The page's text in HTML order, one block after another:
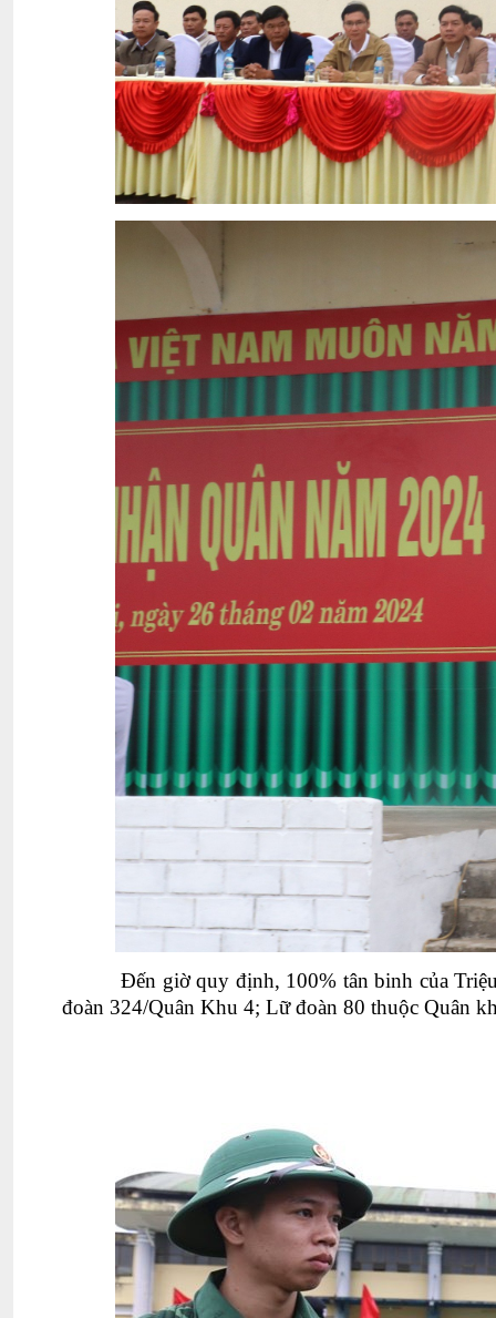
Đến giờ quy định, 100% tân binh của
đoàn 324/Quân Khu 4; Lữ đoàn 80 thuộc Quân